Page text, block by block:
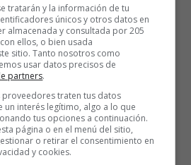
tratarán y la información de tu
únicos y otros datos en
almacenada y consultada por 205
ellos, o bien usada
sitio. Tanto nosotros como
usar datos precisos de
partners.
proveedores traten tus datos
un interés legítimo, algo a lo que
tus opciones a continuación.
página o en el menú del sitio,
o retirar el consentimiento en
y cookies.